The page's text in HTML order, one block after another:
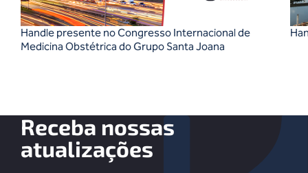
Handle presente no Congresso Internacional de
Medicina Obstétrica do Grupo Santa Joana
Receba nossas
atualizações